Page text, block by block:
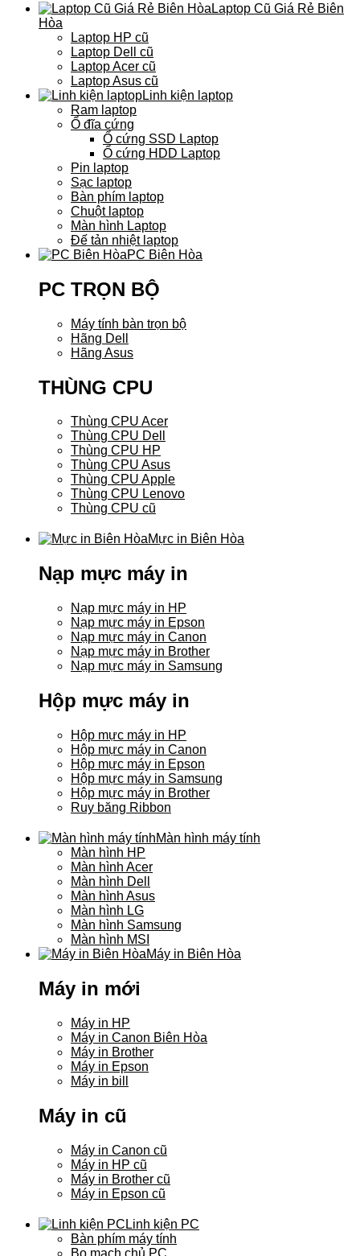
Laptop Cũ Giá Rẻ Biên
Hòa
Laptop HP cũ
Laptop Dell cũ
Laptop Acer cũ
Laptop Asus cũ
Linh kiện laptop
Ram laptop
Ổ đĩa cứng
Ổ cứng SSD Laptop
Ổ cứng HDD Laptop
Pin laptop
Sạc laptop
Bàn phím laptop
Chuột laptop
Màn hình Laptop
Đế tản nhiệt laptop
PC Biên Hòa
PC TRỌN BỘ
Máy tính bàn trọn bộ
Hãng Dell
Hãng Asus
THÙNG CPU
Thùng CPU Acer
Thùng CPU Dell
Thùng CPU HP
Thùng CPU Asus
Thùng CPU Apple
Thùng CPU Lenovo
Thùng CPU cũ
Mực in Biên Hòa
Nạp mực máy in
Nạp mực máy in HP
Nạp mực máy in Epson
Nạp mực máy in Canon
Nạp mực máy in Brother
Nạp mực máy in Samsung
Hộp mực máy in
Hộp mực máy in HP
Hộp mực máy in Canon
Hộp mực máy in Epson
Hộp mực máy in Samsung
Hộp mực máy in Brother
Ruy băng Ribbon
Màn hình máy tính
Màn hình HP
Màn hình Acer
Màn hình Dell
Màn hình Asus
Màn hình LG
Màn hình Samsung
Màn hình MSI
Máy in Biên Hòa
Máy in mới
Máy in HP
Máy in Canon Biên Hòa
Máy in Brother
Máy in Epson
Máy in bill
Máy in cũ
Máy in Canon cũ
Máy in HP cũ
Máy in Brother cũ
Máy in Epson cũ
Linh kiện PC
Bàn phím máy tính
Bo mạch chủ PC